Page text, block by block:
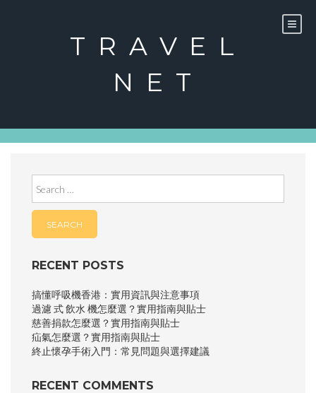
TRAVEL
NET
for:
RECENT POSTS
搞懂呼吸機香港：實用資訊與注意事項
過濾 式 飲水 機怎麼選？實用指南與貼士
慈善捐款怎麼選？實用指南與貼士
疝氣怎麼選？實用指南與貼士
終止懷孕手術入門：常見問題與選擇建議
RECENT COMMENTS